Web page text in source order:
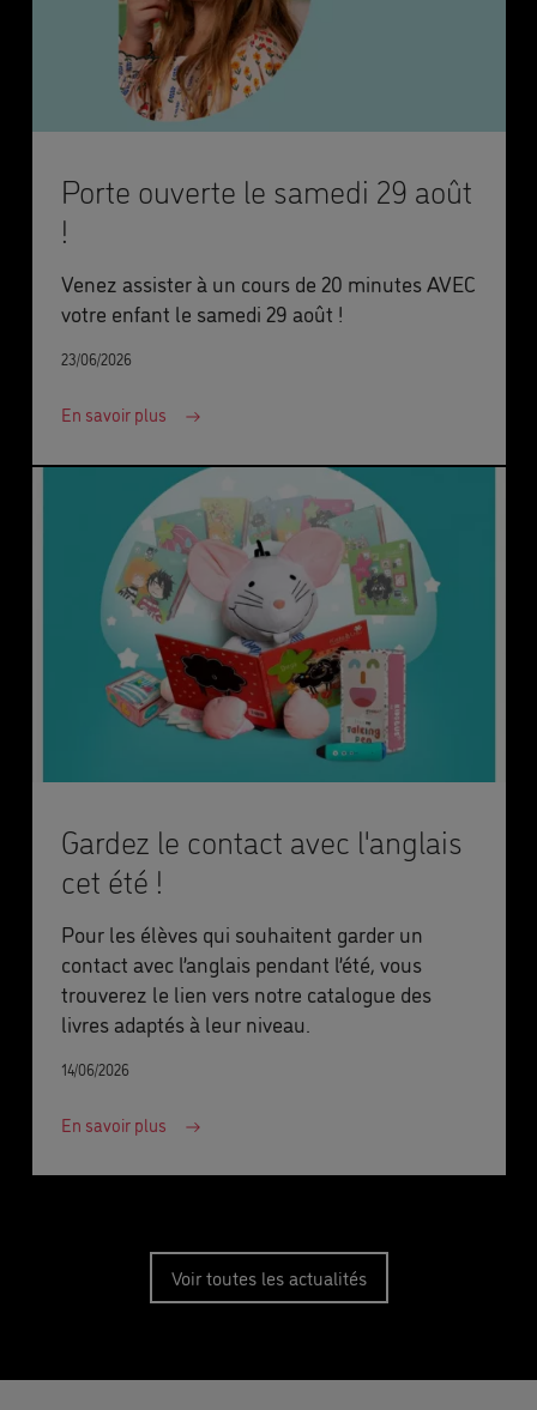
Porte ouverte le samedi 29 août
!
Venez assister à un cours de 20 minutes AVEC
votre enfant le samedi 29 août !
23/06/2026
En savoir plus
Gardez le contact avec l'anglais
cet été !
Pour les élèves qui souhaitent garder un
contact avec l’anglais pendant l’été, vous
trouverez le lien vers notre catalogue des
livres adaptés à leur niveau.
14/06/2026
En savoir plus
Voir toutes les actualités